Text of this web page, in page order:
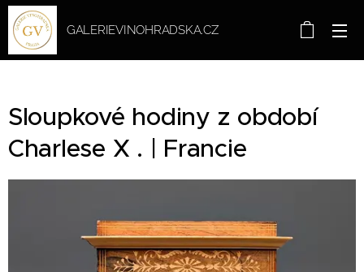
GALERIEVINOHRADSKA.CZ
Sloupkové hodiny z období
Charlese X . | Francie